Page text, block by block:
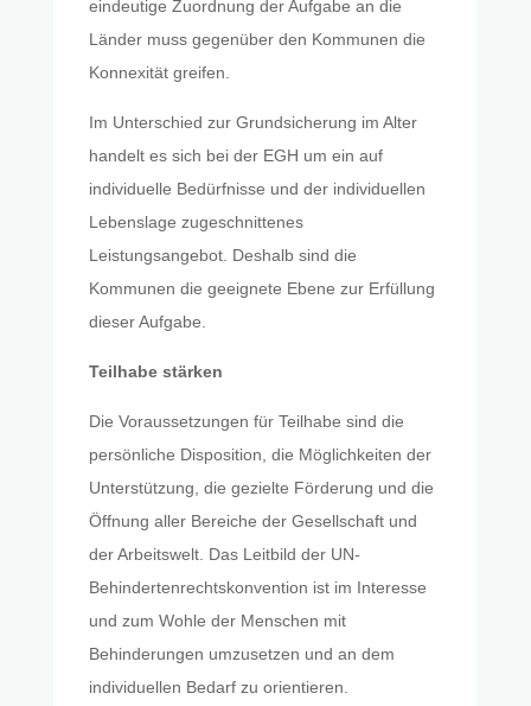
eindeutige Zuordnung der Aufgabe an die
Länder muss gegenüber den Kommunen die
Konnexität greifen.
Im Unterschied zur Grundsicherung im Alter
handelt es sich bei der EGH um ein auf
individuelle Bedürfnisse und der individuellen
Lebenslage zugeschnittenes
Leistungsangebot. Deshalb sind die
Kommunen die geeignete Ebene zur Erfüllung
dieser Aufgabe.
Teilhabe stärken
Die Voraussetzungen für Teilhabe sind die
persönliche Disposition, die Möglichkeiten der
Unterstützung, die gezielte Förderung und die
Öffnung aller Bereiche der Gesellschaft und
der Arbeitswelt. Das Leitbild der UN-
Behindertenrechtskonvention ist im Interesse
und zum Wohle der Menschen mit
Behinderungen umzusetzen und an dem
individuellen Bedarf zu orientieren.